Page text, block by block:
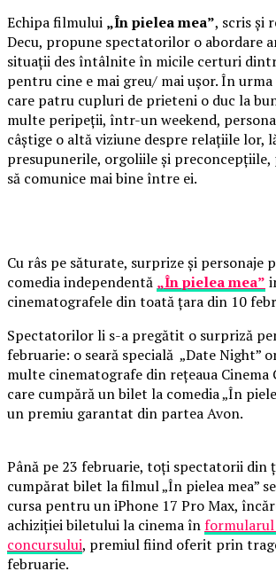
Echipa filmului „În pielea mea”, scris și
Decu, propune spectatorilor o abordare
situații des întâlnite în micile certuri
pentru cine e mai greu/ mai ușor. În
care patru cupluri de prieteni o duc la
multe peripeții, într-un weekend,
câștige o altă viziune despre relațiile lor,
presupunerile, orgoliile și
să comunice mai bine între ei.
Cu râs pe săturate, surprize și personaje
comedia independentă „În pielea mea”
cinematografele din toată țara din 10
Spectatorilor li s-a pregătit o surpriză
februarie: o seară specială „Date Night”
multe cinematografe din rețeaua Cinema
care cumpără un bilet la comedia „În
un premiu garantat din partea Avon.
Până pe 23 februarie, toți spectatorii din
cumpărat bilet la filmul „În pielea mea”
cursa pentru un iPhone 17 Pro Max,
achiziției biletului la cinema înformularul
concursului, premiul fiind oferit prin
februarie.